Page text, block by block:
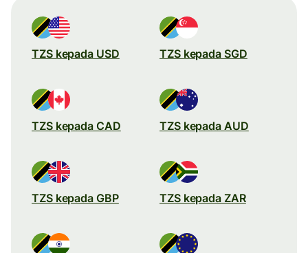
TZS kepada USD TZS kepada SGD
TZS kepada CAD TZS kepada AUD
TZS kepada GBP TZS kepada ZAR